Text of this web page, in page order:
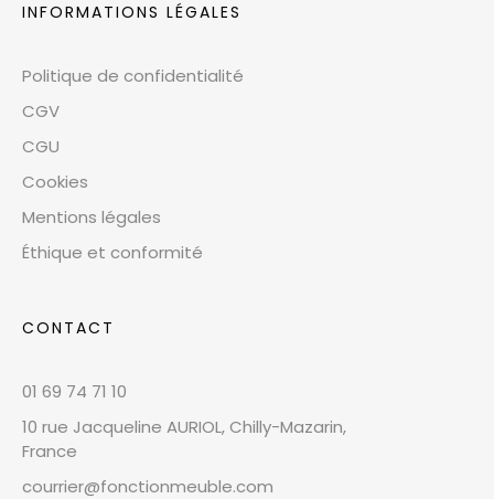
INFORMATIONS LÉGALES
Politique de confidentialité
CGV
CGU
Cookies
Mentions légales
Éthique et conformité
CONTACT
01 69 74 71 10
10 rue Jacqueline AURIOL, Chilly-Mazarin,
France
courrier@fonctionmeuble.com